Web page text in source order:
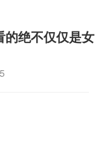
的绝不仅仅是女